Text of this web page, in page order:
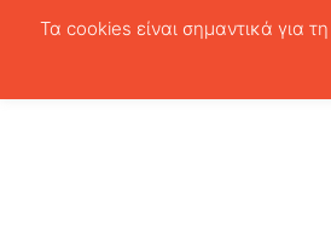
Τα cookies είναι σημαντικά για